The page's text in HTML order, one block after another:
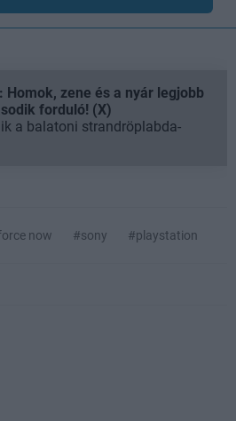
Homok, zene és a nyár legjobb
forduló! (X)
a balatoni strandröplabda-
now #sony #playstation